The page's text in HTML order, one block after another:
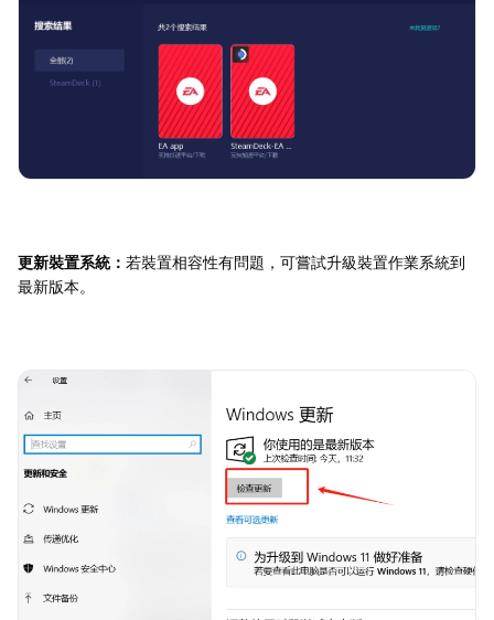
更新裝置系統： 若裝置相容性有問題，可嘗試升級裝置作業系統到
最新版本。